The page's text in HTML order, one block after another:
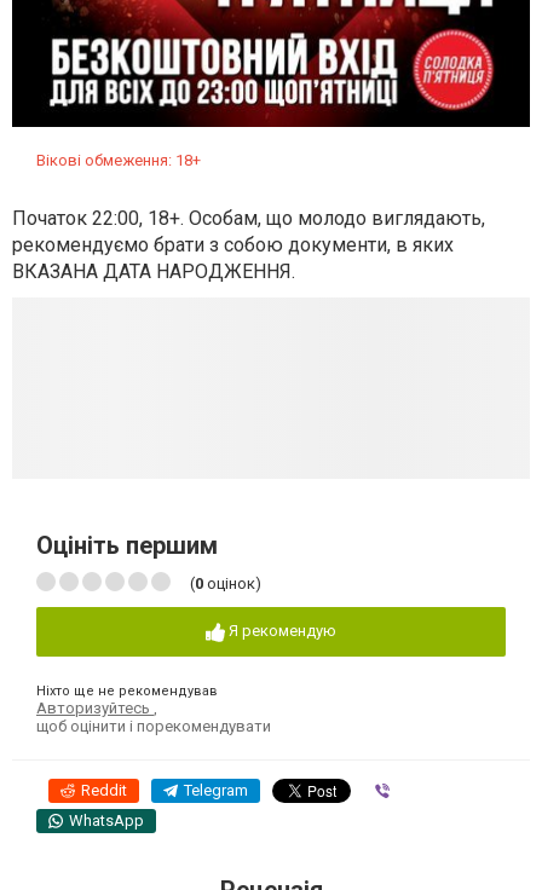
Вікові обмеження: 18+
Початок 22:00, 18+. Особам, що молодо виглядають,
рекомендуємо брати з собою документи, в яких
ВКАЗАНА ДАТА НАРОДЖЕННЯ.
Оцініть першим
(0 оцінок)
Я рекомендую
Ніхто ще не рекомендував
Авторизуйтесь
щоб оцінити і порекомендувати
Reddit Telegram
WhatsApp